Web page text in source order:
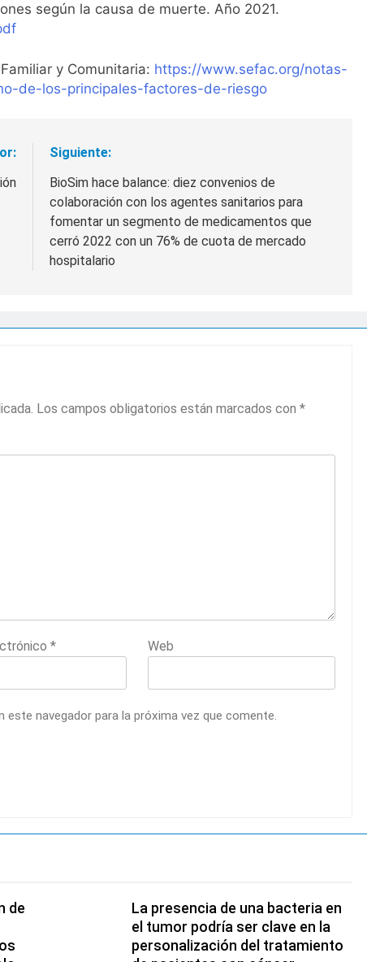
según la causa de muerte. Año 2021.
y Comunitaria: https://www.sefac.org/notas-
de-los-principales-factores-de-riesgo
Siguiente:
BioSim hace balance: diez convenios de
colaboración con los agentes sanitarios para
fomentar un segmento de medicamentos que
cerró 2022 con un 76% de cuota de mercado
hospitalario
Los campos obligatorios están marcados con *
* Web
navegador para la próxima vez que comente.
de
La presencia de una bacteria en
el tumor podría ser clave en la
personalización del tratamiento